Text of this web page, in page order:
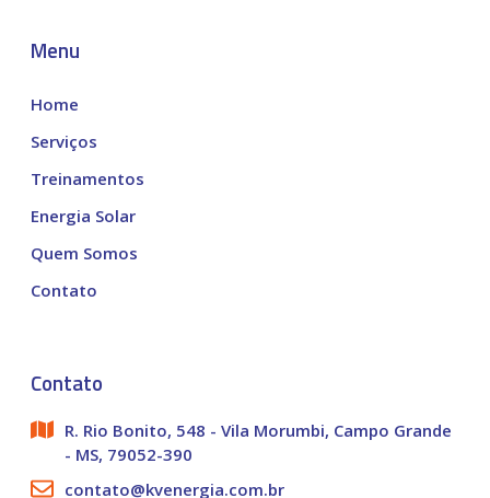
Menu
Home
Serviços
Treinamentos
Energia Solar
Quem Somos
Contato
Contato
R. Rio Bonito, 548 - Vila Morumbi, Campo Grande
- MS, 79052-390
contato@kvenergia.com.br